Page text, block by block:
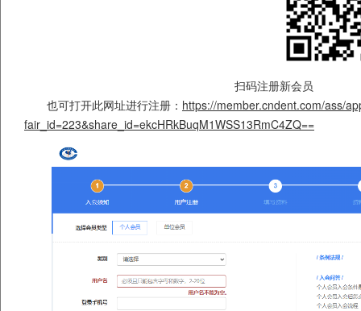
扫码注册新会员
也可打开此网址进行注册： https://member.cndent.com/ass/
fair_id=223&share_id=ekcHRkBuqM1WSS13RmC4ZQ==